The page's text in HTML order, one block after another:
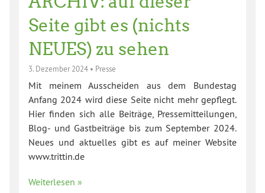
Seite gibt es (nichts
NEUES) zu sehen
3. Dezember 2024 • Presse
Mit meinem Ausscheiden aus dem Bundestag
Anfang 2024 wird diese Seite nicht mehr gepflegt.
Hier finden sich alle Beiträge, Pressemitteilungen,
Blog- und Gastbeiträge bis zum September 2024.
Neues und aktuelles gibt es auf meiner Website
www.trittin.de
Weiterlesen »